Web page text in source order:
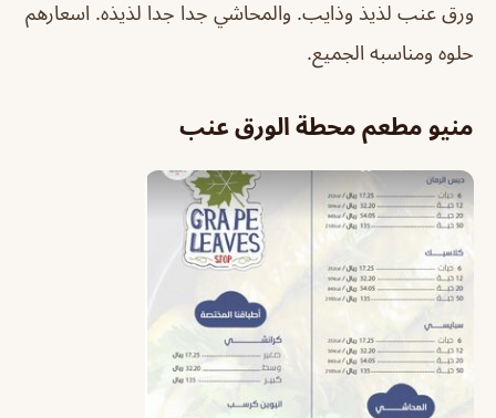
ورق عنب لذيذ وذايب. والمحاشي جدا جدا لذيذه. اسعارهم
حلوه ومناسبه الجميع.
منيو مطعم محطة الورق عنب